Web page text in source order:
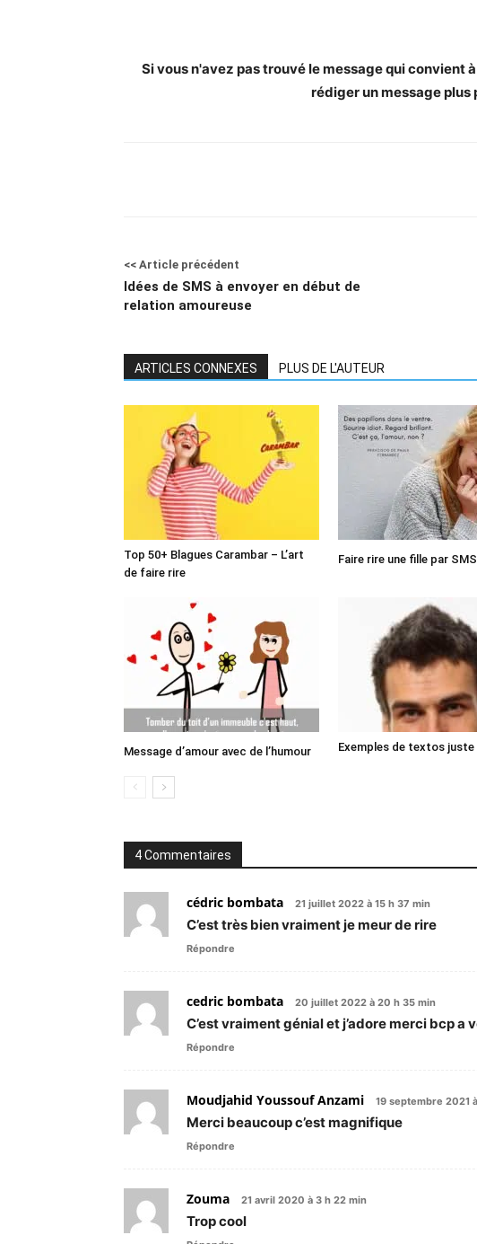
Si vous n'avez pas trouvé le message qui convient
rédiger un message plus
<< Article précédent
Idées de SMS à envoyer en début de
relation amoureuse
ARTICLES CONNEXES PLUS DE L'AUTEUR
Top 50+ Blagues Carambar – L’art
de faire rire
Faire rire une fille par SMS
Message d’amour avec de l’humour Exemples de textos
4 Commentaires
cédric bombata 21 juillet 2022 à 15 h 37 min
C’est très bien vraiment je meur de rire
Répondre
cedric bombata 20 juillet 2022 à 20 h 35 min
C’est vraiment génial et j’adore merci bcp a
Répondre
Moudjahid Youssouf Anzami 19 septembre 2021
Merci beaucoup c’est magnifique
Répondre
Zouma 21 avril 2020 à 3 h 22 min
Trop cool